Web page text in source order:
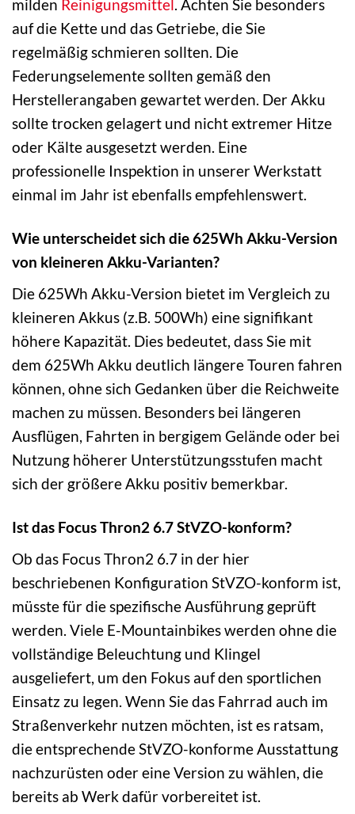
milden Reinigungsmittel. Achten Sie besonders
auf die Kette und das Getriebe, die Sie
regelmäßig schmieren sollten. Die
Federungselemente sollten gemäß den
Herstellerangaben gewartet werden. Der Akku
sollte trocken gelagert und nicht extremer Hitze
oder Kälte ausgesetzt werden. Eine
professionelle Inspektion in unserer Werkstatt
einmal im Jahr ist ebenfalls empfehlenswert.
Wie unterscheidet sich die 625Wh Akku-Version
von kleineren Akku-Varianten?
Die 625Wh Akku-Version bietet im Vergleich zu
kleineren Akkus (z.B. 500Wh) eine signifikant
höhere Kapazität. Dies bedeutet, dass Sie mit
dem 625Wh Akku deutlich längere Touren fahren
können, ohne sich Gedanken über die Reichweite
machen zu müssen. Besonders bei längeren
Ausflügen, Fahrten in bergigem Gelände oder bei
Nutzung höherer Unterstützungsstufen macht
sich der größere Akku positiv bemerkbar.
Ist das Focus Thron2 6.7 StVZO-konform?
Ob das Focus Thron2 6.7 in der hier
beschriebenen Konfiguration StVZO-konform ist,
müsste für die spezifische Ausführung geprüft
werden. Viele E-Mountainbikes werden ohne die
vollständige Beleuchtung und Klingel
ausgeliefert, um den Fokus auf den sportlichen
Einsatz zu legen. Wenn Sie das Fahrrad auch im
Straßenverkehr nutzen möchten, ist es ratsam,
die entsprechende StVZO-konforme Ausstattung
nachzurüsten oder eine Version zu wählen, die
bereits ab Werk dafür vorbereitet ist.